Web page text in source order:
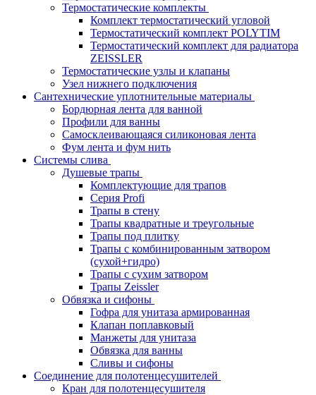
Термостатические комплекты
Комплект термостатический угловой
Термостатический комплект POLYTIM
Термостатический комплект для радиатора
ZEISSLER
Термостатические узлы и клапаны
Узел нижнего подключения
Сантехнические уплотнительные материалы
Бордюрная лента для ванной
Профили для ванны
Самосклеивающаяся силиконовая лента
Фум лента и фум нить
Системы слива
Душевые трапы
Комплектующие для трапов
Серия Profi
Трапы в стену
Трапы квадратные и треугольные
Трапы под плитку
Трапы с комбинированным затвором
(сухой+гидро)
Трапы с сухим затвором
Трапы Zeissler
Обвязка и сифоны
Гофра для унитаза армированная
Клапан поплавковый
Манжеты для унитаза
Обвязка для ванны
Сливы и сифоны
Соединение для полотенцесушителей
Кран для полотенцесушителя